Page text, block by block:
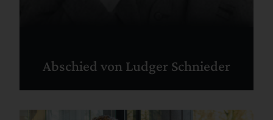
Abschied von Ludger Schnieder